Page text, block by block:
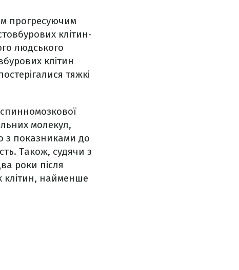
прогресуючим
клітин-
людського
клітин
тяжкі
спинномозкової
молекул,
з показниками до
Також, судячи з
роки після
клітин, найменше